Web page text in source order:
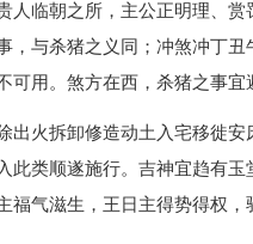
人临朝之所，主公正明理、赏
，与杀猪之义同；冲煞冲丁
可用。煞方在西，杀猪之事宜
出火拆卸修造动土入宅移徙安
此类顺遂施行。吉神宜趋有
福气滋生，王日主得势得权，